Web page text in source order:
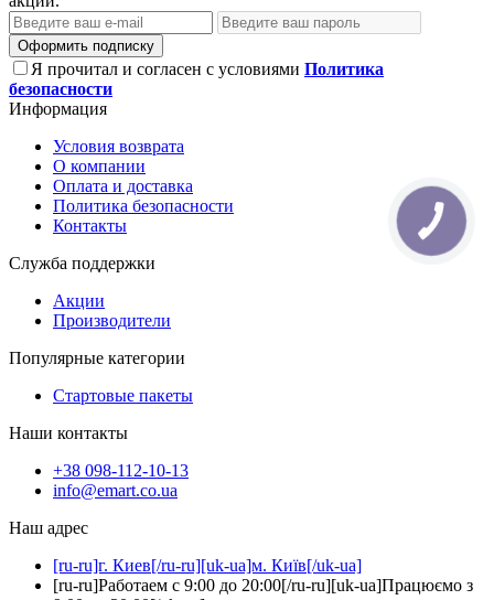
Оформить подписку
Я прочитал и согласен с условиями Политика
безопасности
Информация
Условия возврата
О компании
Оплата и доставка
Политика безопасности
Контакты
Служба поддержки
Акции
Производители
Популярные категории
Стартовые пакеты
Наши контакты
+38 098-112-10-13
info@emart.co.ua
Наш адрес
[ru-ru]г. Киев[/ru-ru][uk-ua]м. Київ[/uk-ua]
[ru-ru]Работаем с 9:00 до 20:00[/ru-ru][uk-ua]Працюємо з